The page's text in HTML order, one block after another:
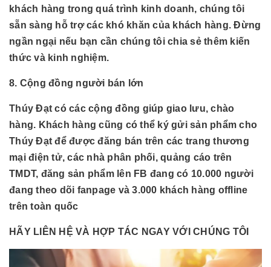
khách hàng trong quá trình kinh doanh, chúng tôi
sẵn sàng hỗ trợ các khó khăn của khách hàng. Đừng
ngần ngại nếu bạn cần chúng tôi chia sẻ thêm kiến
thức và kinh nghiệm.
8. Cộng đồng người bán lớn
Thúy Đạt có các cộng đồng giúp giao lưu, chào
hàng. Khách hàng cũng có thể ký gửi sản phẩm cho
Thúy Đạt để được đăng bán trên các trang thương
mại điện tử, các nhà phân phối, quảng cáo trên
TMDT, đăng sản phẩm lên FB đang có 10.000 người
đang theo dõi fanpage và 3.000 khách hàng offline
trên toàn quốc
HÃY LIÊN HỆ VÀ HỢP TÁC NGAY VỚI CHÚNG TÔI